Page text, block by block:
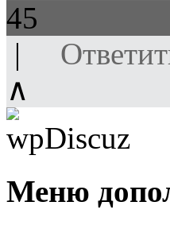
45
|
∧
Меню